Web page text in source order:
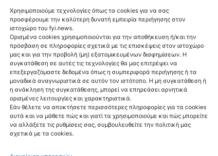
Χρησιμοποιούμε τεχνολογίες όπως τα cookies για να σας
προσφέρουμε την καλύτερη δυνατή εμπειρία περιήγησης στον
ιστοχώρο του fyi.news.
Ορισμένα cookies χρησιμοποιούνται για την αποθήκευση ή/και την
πρόσβαση σε πληροφορίες σχετικά με τις επισκέψεις στον ιστοχώρο
μας και για την προβολή (μη) εξατομικευμένων διαφημίσεων. Η
συγκατάθεση σε αυτές τις τεχνολογίες θα μας επιτρέψει να
επεξεργαζόμαστε δεδομένα όπως η συμπεριφορά περιήγησης ή τα
μοναδικά αναγνωριστικά σε αυτόν τον ιστότοπο. Η μη συγκατάθεση ή
η ανάκληση της συγκατάθεσης, μπορεί να επηρεάσει αρνητικά
ορισμένες λειτουργίες και χαρακτηριστικά.
Εάν θέλετε να αποκτήσετε περισσότερες πληροφορίες για τα cookies
αυτά και να μάθετε πώς και γιατί τα χρησιμοποιούμε και πώς μπορείτε
να αλλάξετε τις ρυθμίσεις σας, συμβουλευθείτε την πολιτική μας
σχετικά με τα cookies.
Ακολούθησέ μας
Newsletter